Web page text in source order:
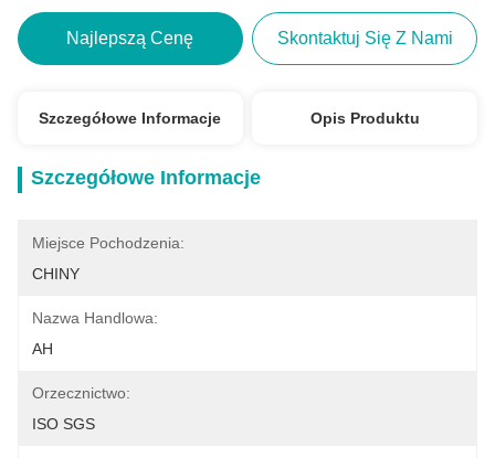
Najlepszą Cenę Skontaktuj Się Z Nami
Szczegółowe Informacje Opis Produktu
Szczegółowe Informacje
Miejsce Pochodzenia:
CHINY
Nazwa Handlowa:
AH
Orzecznictwo:
ISO SGS